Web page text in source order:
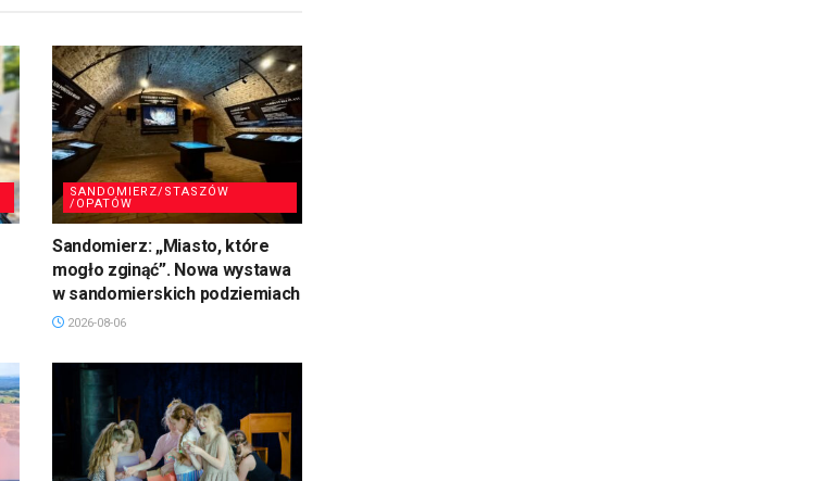
SANDOMIERZ/STASZÓW
/OPATÓW
Sandomierz: „Miasto, które
mogło zginąć”. Nowa wystawa
w sandomierskich podziemiach
2026-08-06